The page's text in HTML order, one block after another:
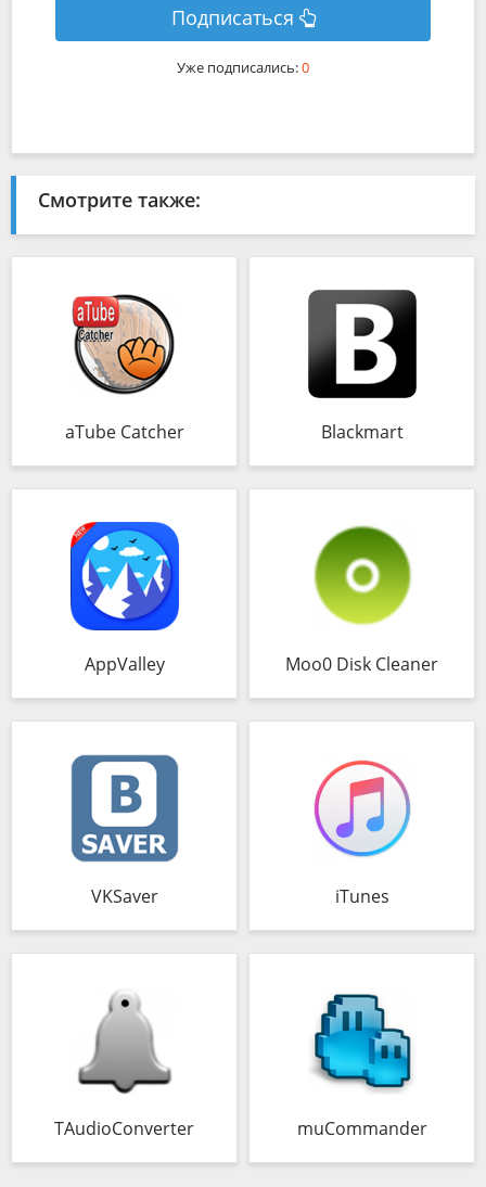
Подписаться
Уже подписались:0
Смотрите также:
aTube Catcher Blackmart
AppValley Moo0 Disk Cleaner
VKSaver iTunes
TAudioConverter muCommander